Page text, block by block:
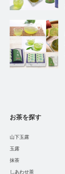
お茶を探す
山下玉露
玉露
抹茶
しあわせ茶